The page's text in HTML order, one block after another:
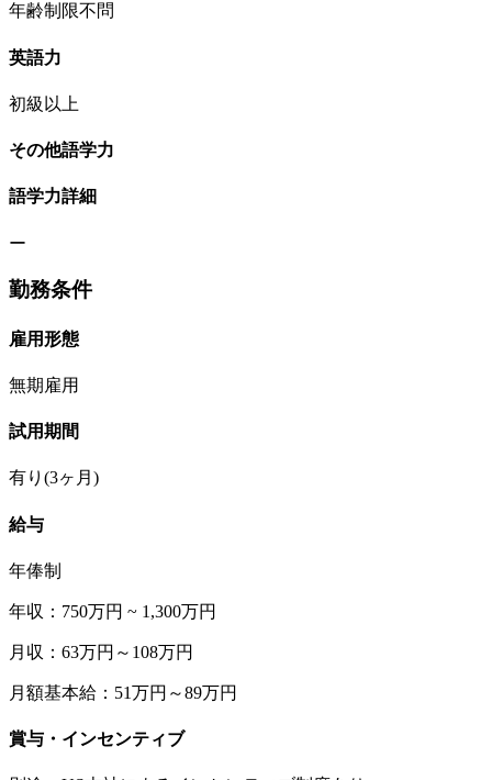
年齢制限不問
英語力
初級以上
その他語学力
語学力詳細
ー
勤務条件
雇用形態
無期雇用
試用期間
有り(3ヶ月)
給与
年俸制
年収：750万円 ~ 1,300万円
月収：63万円～108万円
月額基本給：51万円～89万円
賞与・インセンティブ